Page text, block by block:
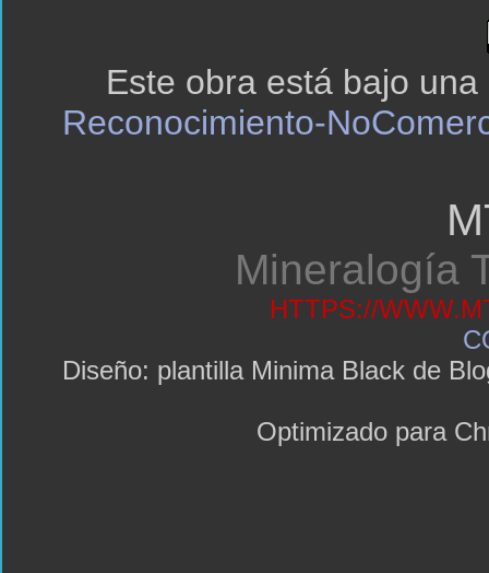
Este obra está bajo una
Reconocimiento-
Mineralogía
HTTPS://
Diseño: plantilla Minima Black de
Optimizado para